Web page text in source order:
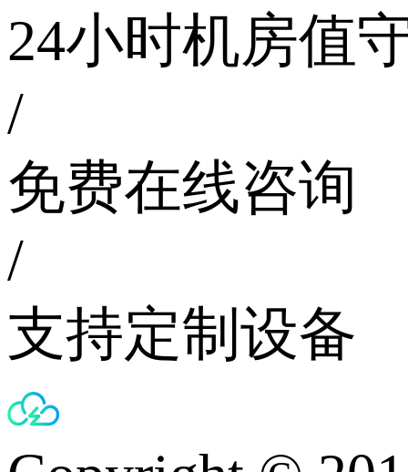
24小时机房值
/
免费在线咨询
/
支持定制设备